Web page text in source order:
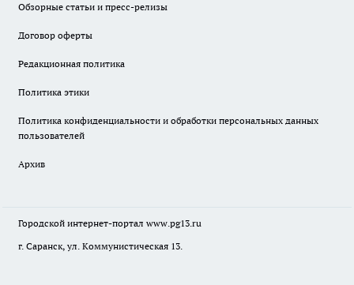
Обзорные статьи и пресс-релизы
Договор оферты
Редакционная политика
Политика этики
Политика конфиденциальности и обработки персональных данных
пользователей
Архив
Городской интернет-портал www.pg13.ru
г. Саранск, ул. Коммунистическая 13.